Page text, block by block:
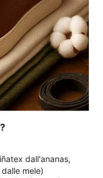
dall'ananas,
mele)